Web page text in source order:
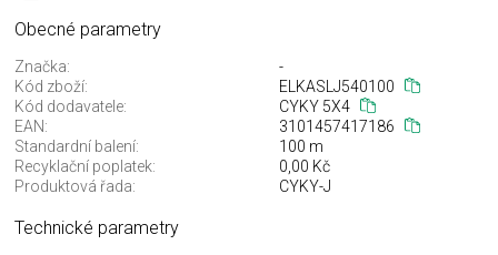
Obecné parametry
Značka:
-
Kód zboží:
ELKASLJ540100
Kód dodavatele:
CYKY 5X4
EAN:
3101457417186
Standardní balení:
100 m
Recyklační poplatek:
0,00 Kč
Produktová řada:
CYKY-J
Technické parametry